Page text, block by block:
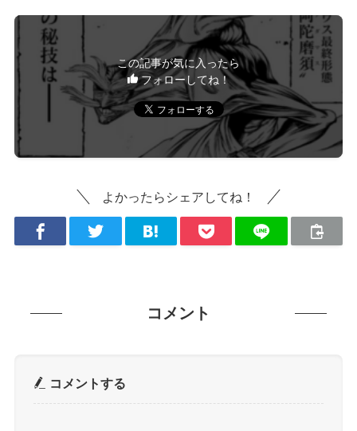
この記事が気に入ったら
フォローしてね！
よかったらシェアしてね！
コメント
コメントする